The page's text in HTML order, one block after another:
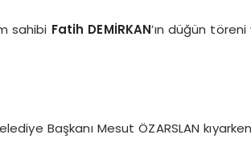
sahibi Fatih DEMİRKAN’ın düğün töreni
Başkanı Mesut ÖZARSLAN